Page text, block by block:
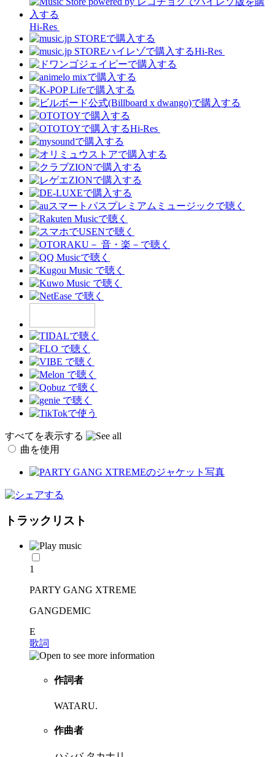
Hi-Res
Hi-Res
Hi-Res
すべてを表示する
曲を使用
トラックリスト
1
PARTY GANG XTREME
GANGDEMIC
E
歌詞
作詞者
WATARU.
作曲者